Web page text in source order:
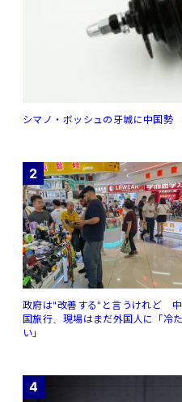
シマノ・ボッシュの牙城に中国
2
政府は"改善する"と言うけれど 中
国旅行、現場はまだ外国人に「冷た
い」
4